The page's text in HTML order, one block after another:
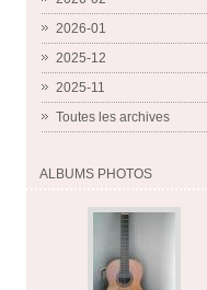
2026-01
2025-12
2025-11
Toutes les archives
ALBUMS PHOTOS